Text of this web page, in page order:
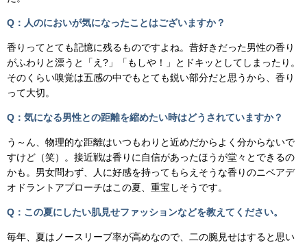
Q：人のにおいが気になったことはございますか？
香りってとても記憶に残るものですよね。昔好きだった男性の香り
がふわりと漂うと「え?」「もしや！」とドキッとしてしまったり。
そのくらい嗅覚は五感の中でもとても鋭い部分だと思うから、香り
って大切。
Q：気になる男性との距離を縮めたい時はどうされていますか？
う～ん、物理的な距離はいつもわりと近めだからよく分からないで
すけど（笑）。接近戦は香りに自信があったほうが堂々とできるの
かも。男女問わず、人に好感を持ってもらえそうな香りのニベアデ
オドラントアプローチはこの夏、重宝しそうです。
Q：この夏にしたい肌見せファッションなどを教えてください。
毎年、夏はノースリーブ率が高めなので、二の腕見せはすると思い